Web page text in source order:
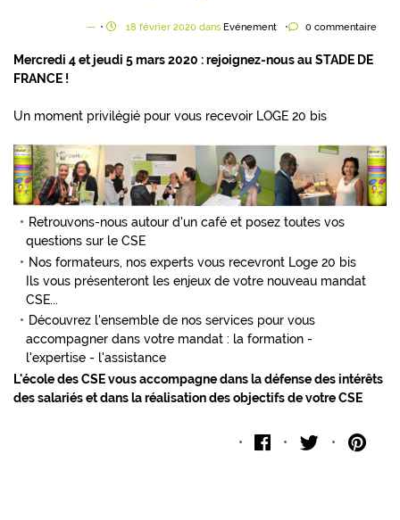
18 février 2020dans Evénement 0commentaire
Mercredi 4 et jeudi 5 mars 2020 :rejoignez-nous au STADE DE
FRANCE !
Un moment privilégié pour vous recevoir LOGE 20 bis
Retrouvons-nous autour d'un café et posez toutes vos
questions sur le CSE
Nos formateurs, nos experts vous recevront Loge 20 bis
Ils vous présenteront les enjeux de votre nouveau mandat
CSE...
Découvrez l'ensemble de nos services pour vous
accompagner dans votre mandat : la formation -
l'expertise - l'assistance
L'école des CSE vous accompagne dans la défense des intérêts
des salariés et dans la réalisation des objectifs de votre CSE
Facebook
Twitter